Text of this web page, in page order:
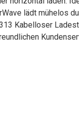
lädt mühelos
Kabelloser